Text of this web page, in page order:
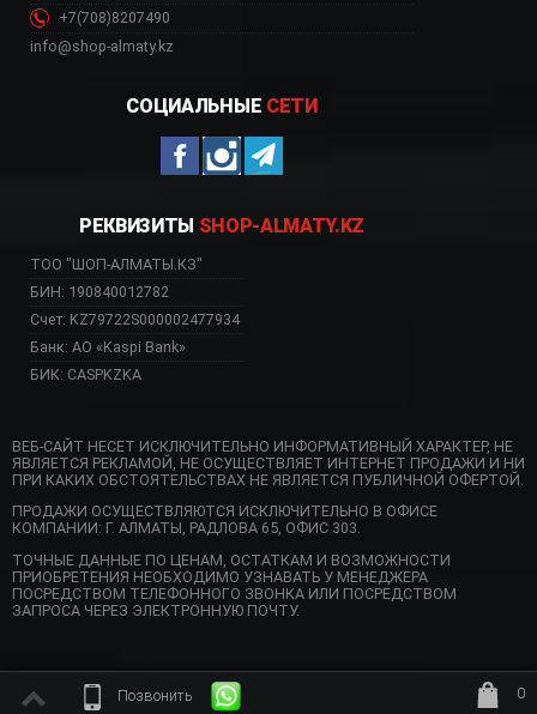
Позвонить
0
+7(708)8207490
info@shop-almaty.kz
СОЦИАЛЬНЫЕ СЕТИ
РЕКВИЗИТЫ SHOP-ALMATY.KZ
ТОО "ШОП-АЛМАТЫ.КЗ"
БИН: 190840012782
Счет: KZ79722S000002477934
Банк: АО «Kaspi Bank»
БИК: CASPKZKA
ВЕБ-САЙТ НЕСЕТ ИСКЛЮЧИТЕЛЬНО ИНФОРМАТИВНЫЙ ХАРАКТЕР, НЕ
ЯВЛЯЕТСЯ РЕКЛАМОЙ, НЕ ОСУЩЕСТВЛЯЕТ ИНТЕРНЕТ ПРОДАЖИ И НИ
ПРИ КАКИХ ОБСТОЯТЕЛЬСТВАХ НЕ ЯВЛЯЕТСЯ ПУБЛИЧНОЙ ОФЕРТОЙ.
ПРОДАЖИ ОСУЩЕСТВЛЯЮТСЯ ИСКЛЮЧИТЕЛЬНО В ОФИСЕ
КОМПАНИИ: Г. АЛМАТЫ, РАДЛОВА 65, ОФИС 303.
ТОЧНЫЕ ДАННЫЕ ПО ЦЕНАМ, ОСТАТКАМ И ВОЗМОЖНОСТИ
ПРИОБРЕТЕНИЯ НЕОБХОДИМО УЗНАВАТЬ У МЕНЕДЖЕРА
ПОСРЕДСТВОМ ТЕЛЕФОННОГО ЗВОНКА ИЛИ ПОСРЕДСТВОМ
ЗАПРОСА ЧЕРЕЗ ЭЛЕКТРОННУЮ ПОЧТУ.